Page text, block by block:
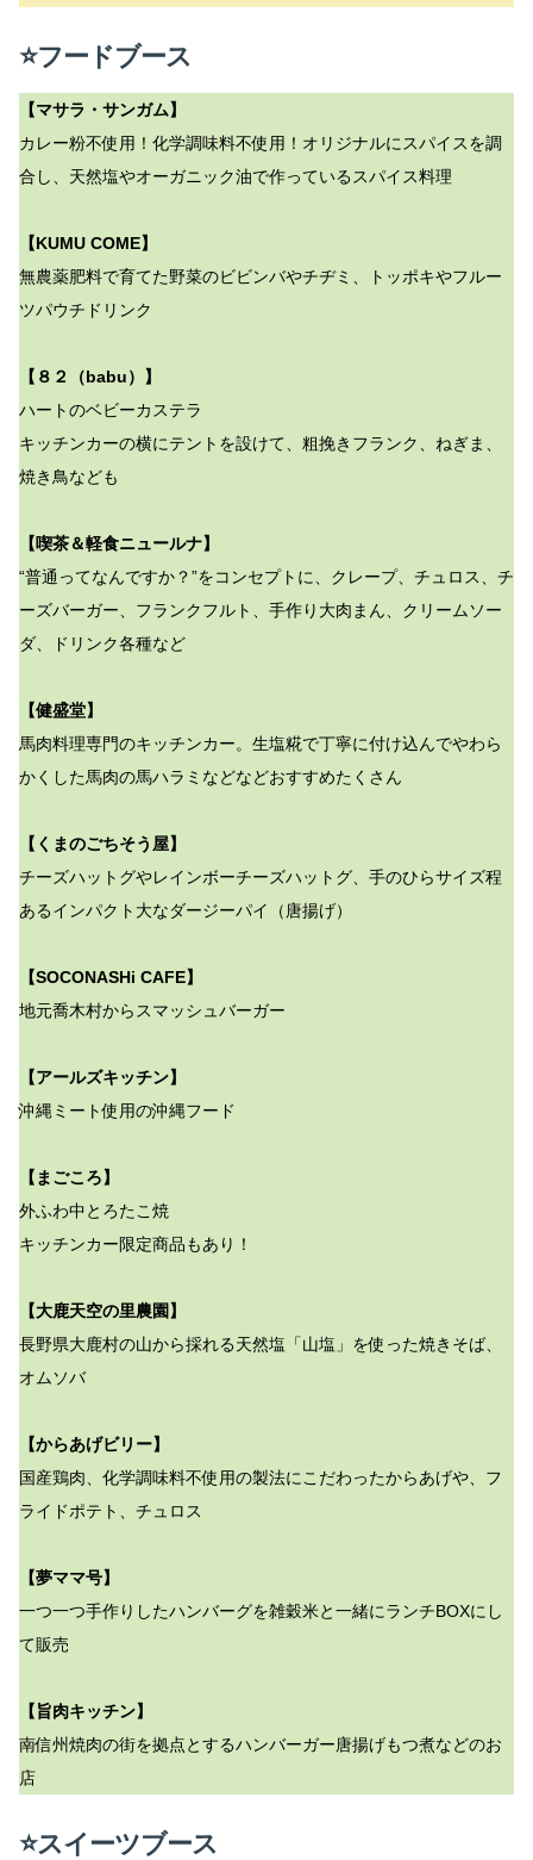
⭐フードブース
【マサラ・サンガム】
カレー粉不使用！化学調味料不使用！オリジナルにスパイスを調
合し、天然塩やオーガニック油で作っているスパイス料理
【KUMU COME】
無農薬肥料で育てた野菜のビビンバやチヂミ、トッポキやフルー
ツパウチドリンク
【８２（babu）】
ハートのベビーカステラ
キッチンカーの横にテントを設けて、粗挽きフランク、ねぎま、
焼き鳥なども
【喫茶＆軽食ニュールナ】
“普通ってなんですか？”をコンセプトに、クレープ、チュロス、チ
ーズバーガー、フランクフルト、手作り大肉まん、クリームソー
ダ、ドリンク各種など
【健盛堂】
馬肉料理専門のキッチンカー。生塩糀で丁寧に付け込んでやわら
かくした馬肉の馬ハラミなどなどおすすめたくさん
【くまのごちそう屋】
チーズハットグやレインボーチーズハットグ、手のひらサイズ程
あるインパクト大なダージーパイ（唐揚げ）
【SOCONASHi CAFE】
地元喬木村からスマッシュバーガー
【アールズキッチン】
沖縄ミート使用の沖縄フード
【まごころ】
外ふわ中とろたこ焼
キッチンカー限定商品もあり！
【大鹿天空の里農園】
長野県大鹿村の山から採れる天然塩「山塩」を使った焼きそば、
オムソバ
【からあげビリー】
国産鶏肉、化学調味料不使用の製法にこだわったからあげや、フ
ライドポテト、チュロス
【夢ママ号】
一つ一つ手作りしたハンバーグを雑穀米と一緒にランチBOXにし
て販売
【旨肉キッチン】
南信州焼肉の街を拠点とするハンバーガー唐揚げもつ煮などのお
店
⭐スイーツブース